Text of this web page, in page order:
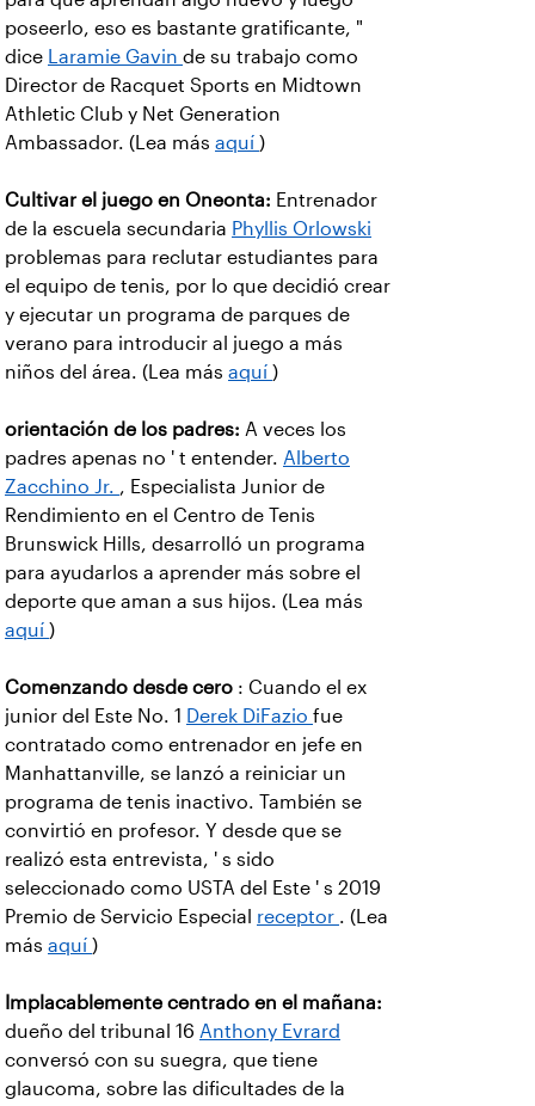
poseerlo, eso es bastante gratificante, "
dice
Laramie Gavin de su trabajo como
Director de Racquet Sports en Midtown
Athletic Club y Net Generation
Ambassador. (Lea más aquí )
Cultivar el juego en Oneonta: Entrenador
de la escuela secundaria Phyllis Orlowski
problemas para reclutar estudiantes para
el equipo de tenis, por lo que decidió crear
y ejecutar un programa de parques de
verano para introducir al juego a más
niños del área. (Lea más aquí )
orientación de los padres: A veces los
padres apenas no ' t entender. Alberto
Zacchino Jr. , Especialista Junior de
Rendimiento en el Centro de Tenis
Brunswick Hills, desarrolló un programa
para ayudarlos a aprender más sobre el
deporte que aman a sus hijos. (Lea más
aquí )
Comenzando desde cero : Cuando el ex
junior del Este No. 1 Derek DiFazio fue
contratado como entrenador en jefe en
Manhattanville, se lanzó a reiniciar un
programa de tenis inactivo. También se
convirtió en profesor. Y desde que se
realizó esta entrevista, ' s sido
seleccionado como USTA del Este ' s 2019
Premio de Servicio Especial receptor . (Lea
más aquí )
Implacablemente centrado en el mañana:
dueño del tribunal 16 Anthony Evrard
conversó con su suegra, que tiene
glaucoma, sobre las dificultades de la